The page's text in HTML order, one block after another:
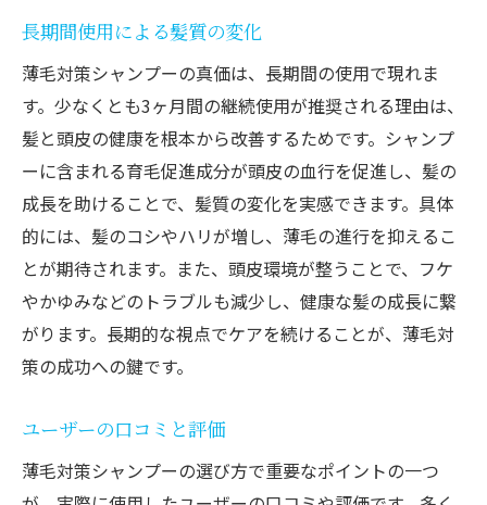
長期間使用による髪質の変化
薄毛対策シャンプーの真価は、長期間の使用で現れま
す。少なくとも3ヶ月間の継続使用が推奨される理由は、
髪と頭皮の健康を根本から改善するためです。シャンプ
ーに含まれる育毛促進成分が頭皮の血行を促進し、髪の
成長を助けることで、髪質の変化を実感できます。具体
的には、髪のコシやハリが増し、薄毛の進行を抑えるこ
とが期待されます。また、頭皮環境が整うことで、フケ
やかゆみなどのトラブルも減少し、健康な髪の成長に繋
がります。長期的な視点でケアを続けることが、薄毛対
策の成功への鍵です。
ユーザーの口コミと評価
薄毛対策シャンプーの選び方で重要なポイントの一つ